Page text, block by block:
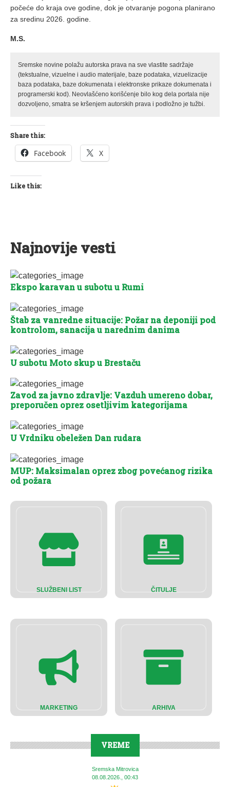
SLUŽBENI LIST ČITULJE
MARKETING ARHIVA
VREME
Sremska Mitrovica
08.08.2026., 00:43
počeće do kraja ove godine, dok je otvaranje pogona planirano
za sredinu 2026. godine.
M.S.
Sremske novine polažu autorska prava na sve vlastite sadržaje
(tekstualne, vizuelne i audio materijale, baze podataka, vizuelizacije
baza podataka, baze dokumenata i elektronske prikaze dokumenata i
programerski kod). Neovlašćeno korišćenje bilo kog dela portala nije
dozvoljeno, smatra se kršenjem autorskih prava i podložno je tužbi.
Share this:
Facebook X
Like this:
Najnovije vesti
Ekspo karavan u subotu u Rumi
Štab za vanredne situacije: Požar na deponiji pod
kontrolom, sanacija u narednim danima
U subotu Moto skup u Brestaču
Zavod za javno zdravlje: Vazduh umereno dobar,
preporučen oprez osetljivim kategorijama
U Vrdniku obeležen Dan rudara
MUP: Maksimalan oprez zbog povećanog rizika
od požara